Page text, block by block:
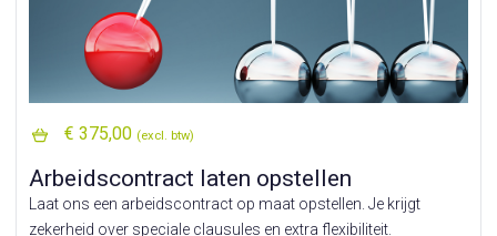
€ 375,00 (excl. btw)
Arbeidscontract laten opstellen
Laat ons een arbeidscontract op maat opstellen. Je krijgt
zekerheid over speciale clausules en extra flexibiliteit.